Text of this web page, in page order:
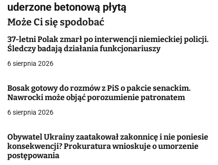
a
c
j
a
w
p
s
u
uderzone betonową płytą
Może Ci się spodobać
37-letni Polak zmarł po interwencji niemieckiej policji.
Śledczy badają działania funkcjonariuszy
6 sierpnia 2026
Bosak gotowy do rozmów z PiS o pakcie senackim.
Nawrocki może objąć porozumienie patronatem
6 sierpnia 2026
Obywatel Ukrainy zaatakował zakonnicę i nie poniesie
konsekwencji? Prokuratura wnioskuje o umorzenie
postępowania